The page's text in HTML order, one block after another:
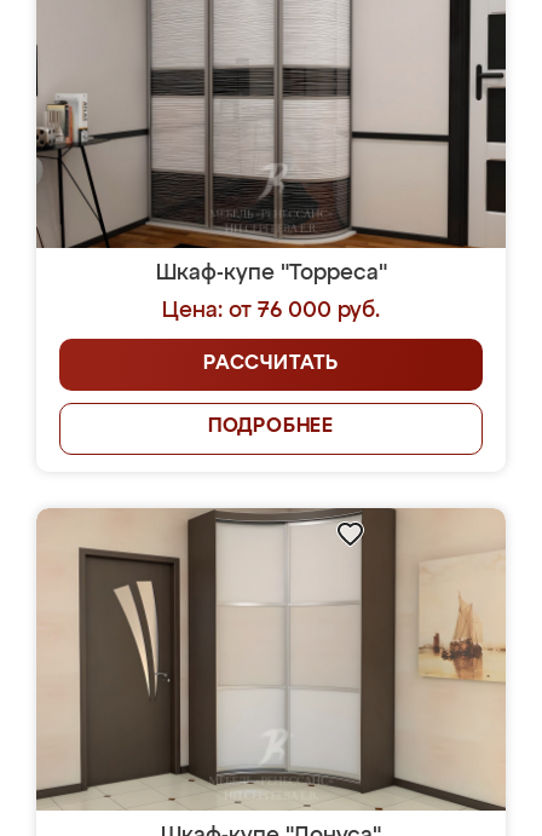
Шкаф-купе "Торреса"
Цена: от 76 000 руб.
РАССЧИТАТЬ
ПОДРОБНЕЕ